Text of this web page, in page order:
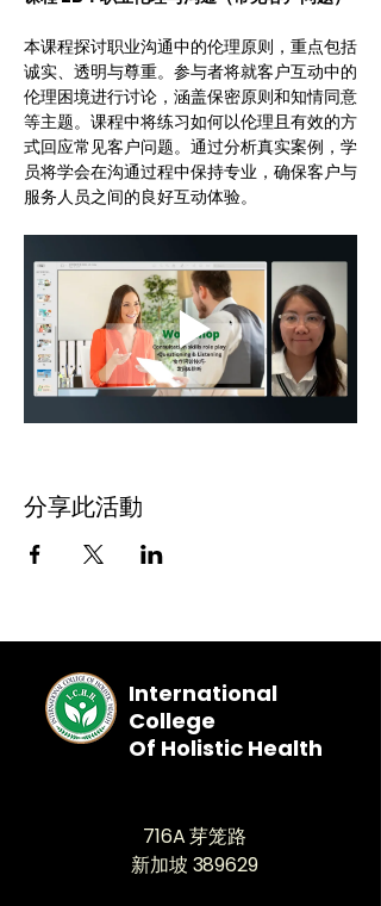
本课程探讨职业沟通中的伦理原则，重点包括
诚实、透明与尊重。参与者将就客户互动中的
伦理困境进行讨论，涵盖保密原则和知情同意
等主题。课程中将练习如何以伦理且有效的方
式回应常见客户问题。通过分析真实案例，学
员将学会在沟通过程中保持专业，确保客户与
服务人员之间的良好互动体验。
分享此活動
International
College
Of Holistic Health
716A 芽笼路
新加坡 389629